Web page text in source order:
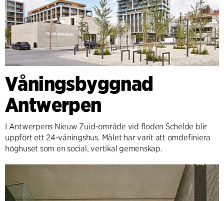
Våningsbyggnad
Antwerpen
I Antwerpens Nieuw Zuid-område vid floden Schelde blir
uppfört ett 24-våningshus. Målet har varit att omdefiniera
höghuset som en social, vertikal gemenskap.